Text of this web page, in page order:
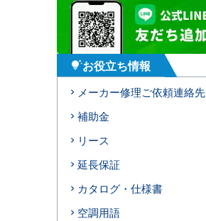
tips_and_updatesお役立ち情報
メーカー修理ご依頼連絡先
補助金
リース
延長保証
カタログ・仕様書
空調用語